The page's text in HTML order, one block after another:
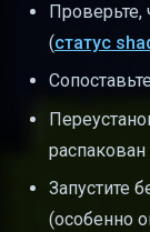
Проверьте,
(статус
Запустите
(особенно